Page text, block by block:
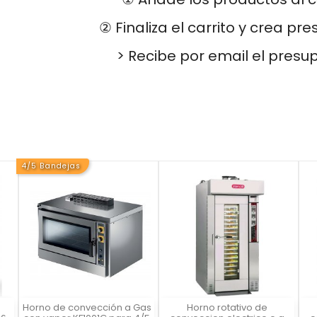
② Finaliza el carrito y crea
> Recibe por email el
4/5 Bandejas
Horno de convección a Gas

Vista rápida Horno rotativo de 
Vista rápida